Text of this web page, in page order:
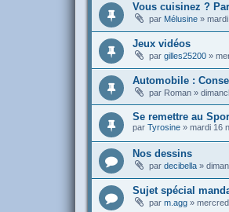
Vous cuisinez ?
par Mélusine »
Jeux vidéos
par gilles25200 »
Automobile :
par Roman »
Se remettre au
par Tyrosine » mardi 16
Nos dessins
par decibella »
Sujet spécial
par m.agg »